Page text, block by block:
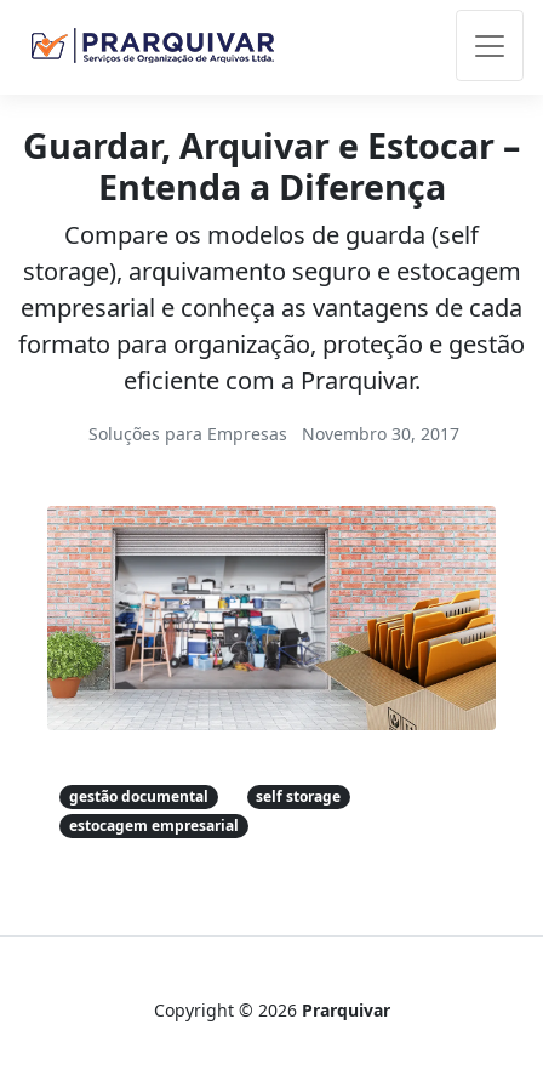
Guardar, Arquivar e Estocar –
Entenda a Diferença
Compare os modelos de guarda (self
storage), arquivamento seguro e estocagem
empresarial e conheça as vantagens de cada
formato para organização, proteção e gestão
eficiente com a Prarquivar.
Soluções para Empresas Novembro 30, 2017
gestão documental
self storage
estocagem empresarial
Copyright © 2026 Prarquivar